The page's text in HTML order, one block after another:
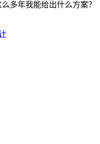
多年我能给出什么方案？